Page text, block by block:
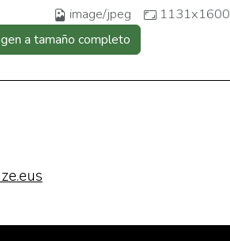
image/jpeg 1131x1600
a tamaño completo